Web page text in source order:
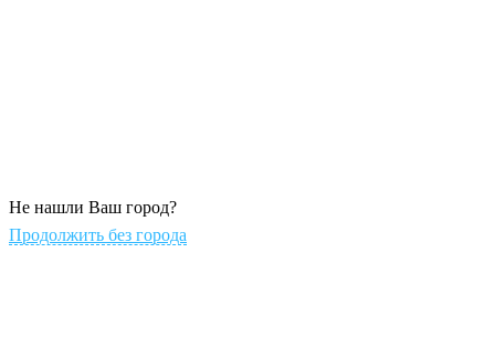
Не нашли Ваш город?
Продолжить без города